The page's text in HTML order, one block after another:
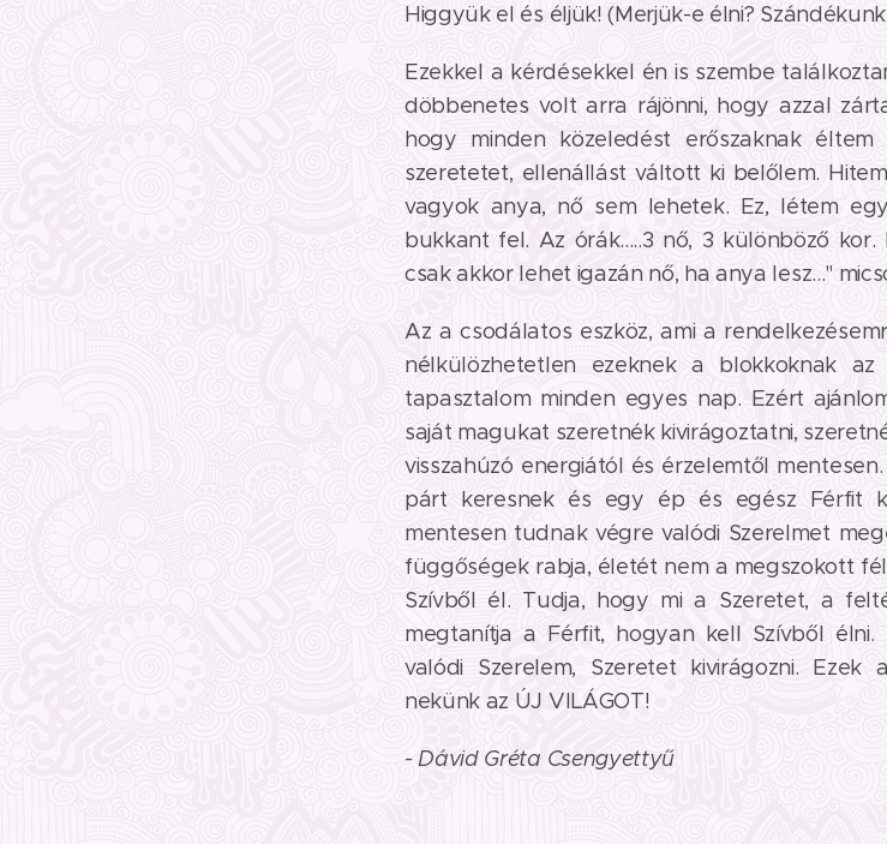
Higgyük el és éljük! (Merjük-e élni?
Ezekkel a kérdésekkel én is szembe
döbbenetes volt arra rájönni, hogy azzal
hogy minden közeledést erőszaknak
szeretetet, ellenállást váltott ki belőlem.
vagyok anya, nő sem lehetek. Ez, létem
bukkant fel. Az órák.....3 nő, 3 különböző
csak akkor lehet igazán nő, ha anya lesz..."
Az a csodálatos eszköz, ami a
nélkülözhetetlen ezeknek a blokkoknak
tapasztalom minden egyes nap. Ezért
saját magukat szeretnék kivirágoztatni,
visszahúzó energiától és érzelemtől
párt keresnek és egy ép és egész Férfit
mentesen tudnak végre valódi Szerelmet
függőségek rabja, életét nem a megszokott
Szívből él. Tudja, hogy mi a Szeretet, a
megtanítja a Férfit, hogyan kell Szívből
valódi Szerelem, Szeretet kivirágozni.
nekünk az ÚJ VILÁGOT!
-Dávid Gréta Csengyettyű